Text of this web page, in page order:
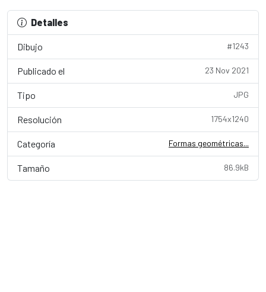
Detalles
Dibujo #1243
Publicado el 23 Nov 2021
Tipo JPG
Resolución 1754x1240
Categoría Formas geométricas...
Tamaño 86.9kB